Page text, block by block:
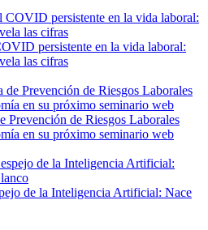
persistente en la vida laboral:
las cifras
Prevención de Riesgos Laborales
en su próximo seminario web
de la Inteligencia Artificial: Nace